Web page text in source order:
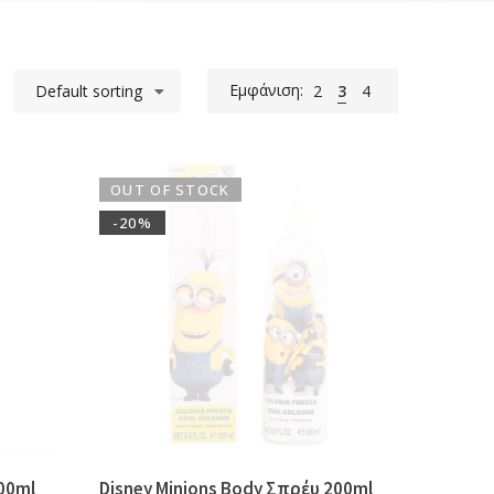
Default sorting Εμφάνιση: 2 3 4
OUT OF STOCK
-20%
Disney Minions Body Σπρέυ 200ml